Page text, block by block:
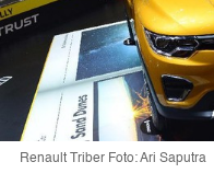
Renault Triber Foto: Ari Saputra